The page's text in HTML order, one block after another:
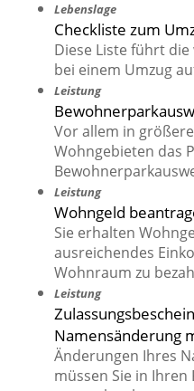
Lebenslage
Checkliste zum
Diese Liste führt
bei einem Umzug
Leistung
Vor allem in
Wohngebieten das
Leistung
Wohngeld
Sie erhalten
ausreichendes
Wohnraum zu
Leistung
Namensänderung
Änderungen Ihres
müssen Sie in